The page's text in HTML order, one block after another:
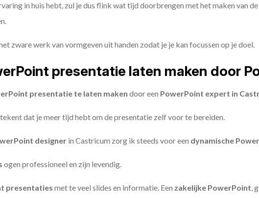
in huis hebt, zul je dus flink wat tijd doorbrengen met het maken van
zware werk van vormgeven uit handen zodat je je kan focussen op je doel.
presentatie laten maken door
presentatie te laten maken door een PowerPoint expert in
dat je meer tijd hebt om de presentatie zelf voor te bereiden.
designer in Castricum zorg ik steeds voor een dynamische
ogen professioneel en zijn levendig.
presentaties met te veel slides en informatie. Een zakelijke PowerPoint,